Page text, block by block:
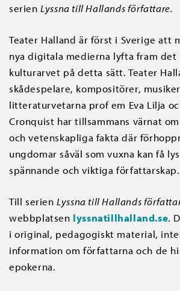
serienLyssna till Hallands författare.
Teater Halland är först i Sverige att
nya digitala medierna lyfta fram
kulturarvet på detta sätt. Teater
skådespelare, kompositörer,
litteraturvetarna prof em Eva Lilja
Cronquist har tillsammans värnat
och vetenskapliga fakta där
ungdomar såväl som vuxna kan få
spännande och viktiga författarskap.
Till serienLyssna till Hallands
webbplatsen lyssnatillhalland.se.
i original, pedagogiskt material,
information om författarna och de
epokerna.